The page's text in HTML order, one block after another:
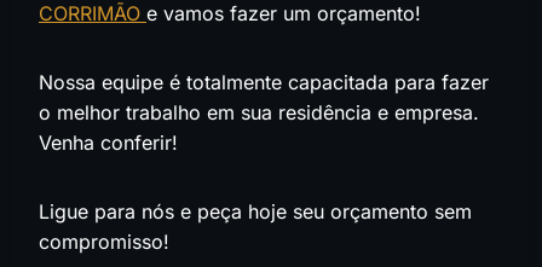
CORRIMÃO e vamos fazer um orçamento!
Nossa equipe é totalmente capacitada para fazer
o melhor trabalho em sua residência e empresa.
Venha conferir!
Ligue para nós e peça hoje seu orçamento sem
compromisso!